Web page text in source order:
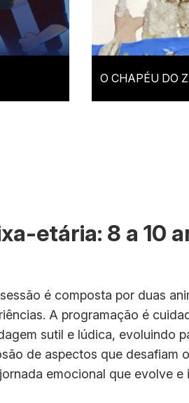
O CHAPÉU DO
etária: 8 a 10
é composta por duas
A programação é
sutil e lúdica, evoluindo
de aspectos que desafiam
emocional que evolve e